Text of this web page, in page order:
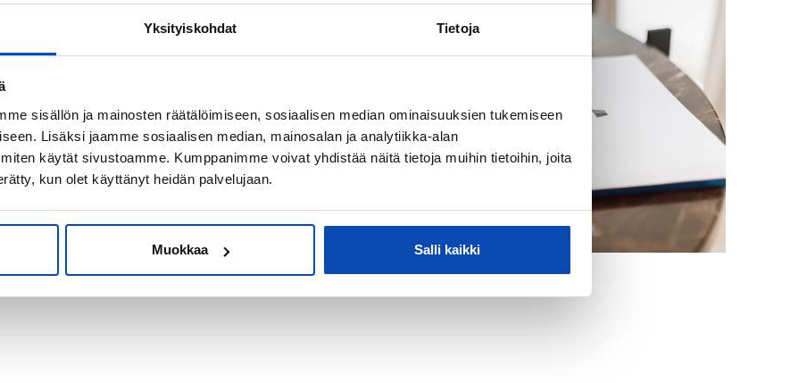
Yksityiskohdat Tietoja
sisällön ja mainosten räätälöimiseen, sosiaalisen median ominaisuuksien tukemiseen
Lisäksi jaamme sosiaalisen median, mainosalan ja analytiikka-alan
käytät sivustoamme. Kumppanimme voivat yhdistää näitä tietoja muihin tietoihin, joita
kun olet käyttänyt heidän palvelujaan.
Muokkaa Salli kaikki
sijoitus-